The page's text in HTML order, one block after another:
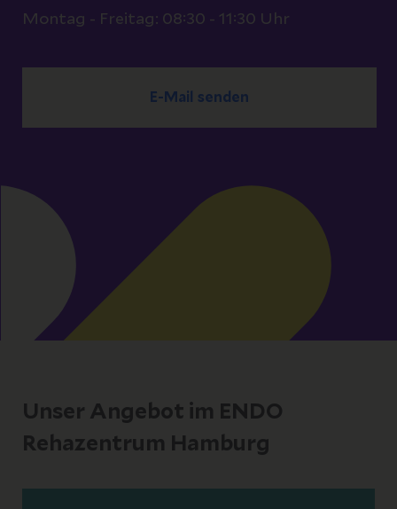
Montag - Freitag: 08:30 - 11:30 Uhr
E-Mail senden
Unser Angebot im ENDO
Rehazentrum Hamburg